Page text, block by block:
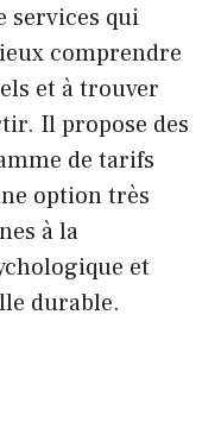
services qui
comprendre
et à trouver
Il propose des
de tarifs
option très
à la
et
durable.